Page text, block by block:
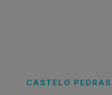
CASTELO